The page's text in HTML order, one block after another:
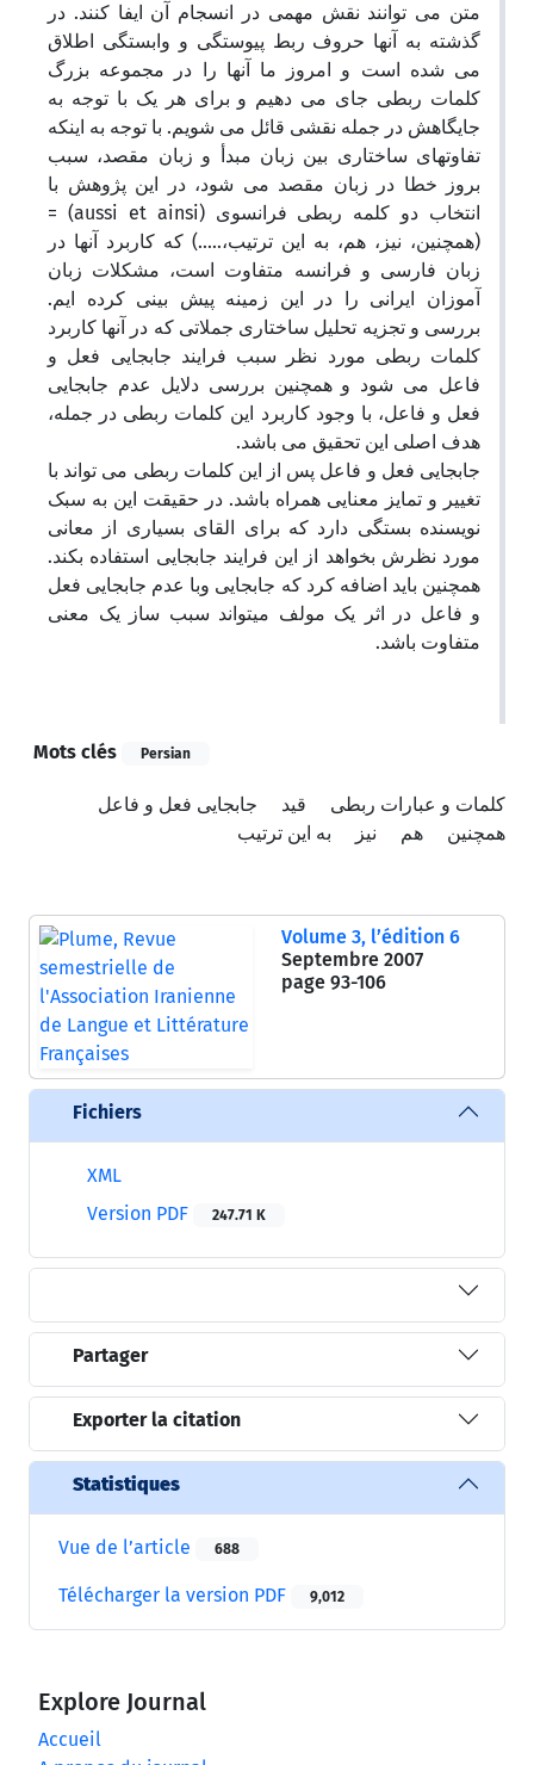
متن می توانند نقش مهمی در انسجام آن ایفا کنند. در
گذشته به آنها حروف ربط پیوستگی و وابستگی اطلاق
می شده است و امروز ما آنها را در مجموعه بزرگ
کلمات ربطی جای می دهیم و برای هر یک با توجه به
جایگاهش در جمله نقشی قائل می شویم. با توجه به اینکه
تفاوتهای ساختاری بین زبان مبدأ و زبان مقصد، سبب
بروز خطا در زبان مقصد می شود، در این پژوهش با
انتخاب دو کلمه ربطی فرانسوی (aussi et ainsi) =
(همچنین، نیز، هم، به این ترتیب،.....) که کاربرد آنها در
زبان فارسی و فرانسه متفاوت است، مشکلات زبان
آموزان ایرانی را در این زمینه پیش بینی کرده ایم.
بررسی و تجزیه تحلیل ساختاری جملاتی که در آنها کاربرد
کلمات ربطی مورد نظر سبب فرایند جابجایی فعل و
فاعل می شود و همچنین بررسی دلایل عدم جابجایی
فعل و فاعل، با وجود کاربرد این کلمات ربطی در جمله،
هدف اصلی این تحقیق می باشد.
جابجایی فعل و فاعل پس از این کلمات ربطی می تواند با
تغییر و تمایز معنایی همراه باشد. در حقیقت این به سبک
نویسنده بستگی دارد که برای القای بسیاری از معانی
مورد نظرش بخواهد از این فرایند جابجایی استفاده بکند.
همچنین باید اضافه کرد که جابجایی وبا عدم جابجایی فعل
و فاعل در اثر یک مولف میتواند سبب ساز یک معنی
متفاوت باشد.
Mots clés Persian
کلمات و عبارات ربطی قید
جابجایی فعل و فاعل
همچنین
هم نیز به این ترتیب
Volume 3, l’édition 6
Septembre 2007
page 93-106
Fichiers
XML
Version PDF
247.71 K
Partager
Exporter la citation
Statistiques
Vue de l’article 688
Télécharger la version PDF 9,012
Explore Journal
Accueil